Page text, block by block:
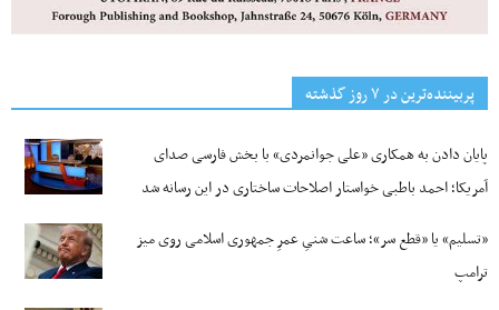
پربیننده‌ترین‌ در ۷ روز گذشته
پایان دادن به همکاری «علی جوانمردی» با بخش فارسی صدای
آمریکا؛ احمد باطبی خواستار اصلاحات ساختاری در این رسانه شد
«تسلیم» یا «قطع سر»؛ ساعت شنیِ عمرِ جمهوری اسلامی روی میز
ترامپ